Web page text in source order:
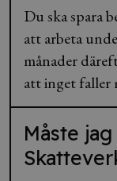
Du ska spara
att arbeta
månader
att inget faller
Måste